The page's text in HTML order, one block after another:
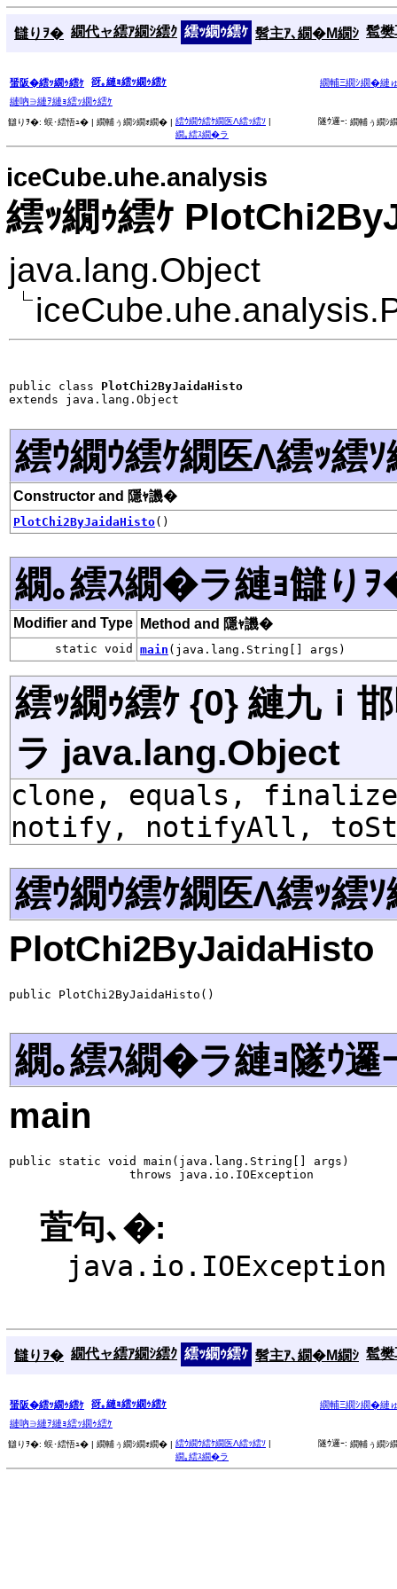
讎りｦ� 繝代ャ繧ｱ繝ｼ繧ｸ 繧ｯ繝ｩ繧ｹ 髫主ｱ､繝�Μ繝ｼ 髱
蜑阪�繧ｯ繝ｩ繧ｹ 谺｡縺ｮ繧ｯ繝ｩ繧ｹ
繝輔Ξ繝ｼ繝�縺
縺吶∋縺ｦ縺ｮ繧ｯ繝ｩ繧ｹ
讎りｦ�: 蜈･繧悟ｭ� | 繝輔ぅ繝ｼ繝ｫ繝� | 繧ｳ繝ｳ繧ｹ繝医Λ繧ｯ繧ｿ |
繝｡繧ｽ繝�ラ
隧ｳ邏ｰ: 繝輔ぅ繝ｼ
iceCube.uhe.analysis
繧ｯ繝ｩ繧ｹ
java.lang.Object
public class PlotChi2ByJaidaHisto
extends java.lang.Object
繧ｳ繝ｳ繧ｹ繝医Λ繧ｯ繧
Constructor and 隱ｬ譏�
PlotChi2ByJaidaHisto()
繝｡繧ｽ繝�ラ縺ｮ讎り
Modifier and Type Method and 隱ｬ譏�
static void main (java.lang.String[] args)
繧ｯ繝ｩ繧ｹ {0} 縺九ｉ
ラ java.lang.Object
clone, equals,
notify, notifyAll,
繧ｳ繝ｳ繧ｹ繝医Λ繧ｯ繧ｿ
PlotChi2ByJaidaHisto
public PlotChi2ByJaidaHisto()
繝｡繧ｽ繝�ラ縺ｮ隧ｳ邏
main
public static void main(java.lang.String[] args)
                 throws java.io.IOException
萓句､�:
java.io.IOException
讎りｦ� 繝代ャ繧ｱ繝ｼ繧ｸ 繧ｯ繝ｩ繧ｹ 髫主ｱ､繝�Μ繝ｼ 髱
蜑阪�繧ｯ繝ｩ繧ｹ 谺｡縺ｮ繧ｯ繝ｩ繧ｹ
繝輔Ξ繝ｼ繝�縺
縺吶∋縺ｦ縺ｮ繧ｯ繝ｩ繧ｹ
讎りｦ�: 蜈･繧悟ｭ� | 繝輔ぅ繝ｼ繝ｫ繝� | 繧ｳ繝ｳ繧ｹ繝医Λ繧ｯ繧ｿ |
繝｡繧ｽ繝�ラ
隧ｳ邏ｰ: 繝輔ぅ繝ｼ